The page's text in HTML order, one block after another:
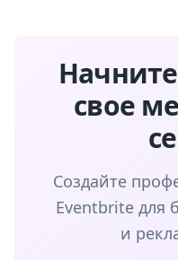
свое
Создайте
Eventbrite для
и